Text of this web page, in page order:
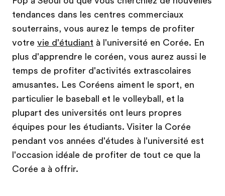
tendances dans les centres commerciaux
souterrains, vous aurez le temps de profiter
votre vie d'étudiant à l'université en Corée. En
plus d'apprendre le coréen, vous aurez aussi le
temps de profiter d'activités extrascolaires
amusantes. Les Coréens aiment le sport, en
particulier le baseball et le volleyball, et la
plupart des universités ont leurs propres
équipes pour les étudiants. Visiter la Corée
pendant vos années d'études à l'université est
l'occasion idéale de profiter de tout ce que la
Corée a à offrir.